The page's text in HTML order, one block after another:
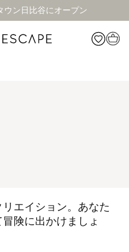
ウン日比谷にオープン
エイション。あなた
険に出かけましょ